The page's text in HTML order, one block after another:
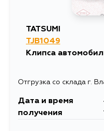
TATSUMI
TJB1049
Клипса
Отгрузка со склада г.
Дата и время
получения